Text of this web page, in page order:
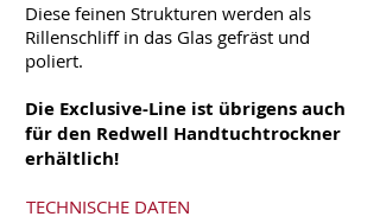
Diese feinen Strukturen werden als
Rillenschliff in das Glas gefräst und
poliert.
Die Exclusive-Line ist übrigens auch
für den Redwell Handtuchtrockner
erhältlich!
TECHNISCHE DATEN